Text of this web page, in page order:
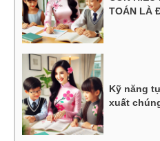
TOÁN LÀ
Kỹ năng
xuất